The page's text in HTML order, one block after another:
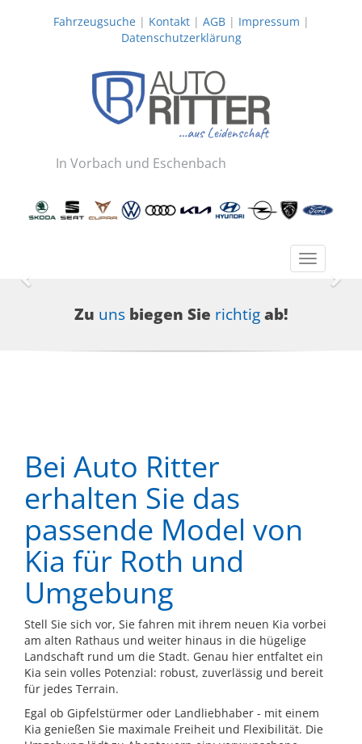
Fahrzeugsuche| Kontakt| AGB| Impressum |
Datenschutzerklärung
In Vorbach und Eschenbach
Toggle
Zurück
Zu unsbiegen Sie richtigab!
Bei Auto Ritter
erhalten Sie das
passende Model von
Kia für Roth und
Umgebung
Stell Sie sich vor, Sie fahren mit ihrem neuen Kia vorbei
am alten Rathaus und weiter hinaus in die hügelige
Landschaft rund um die Stadt. Genau hier entfaltet ein
Kia sein volles Potenzial: robust, zuverlässig und bereit
für jedes Terrain.
Egal ob Gipfelstürmer oder Landliebhaber - mit einem
Kia genießen Sie maximale Freiheit und Flexibilität. Die